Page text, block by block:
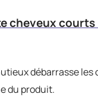
cheveux
débarrasse
du produit.